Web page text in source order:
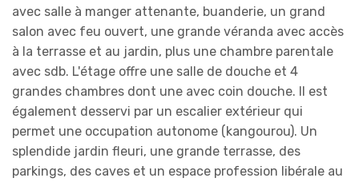
avec salle à manger attenante, buanderie, un grand
salon avec feu ouvert, une grande véranda avec accès
à la terrasse et au jardin, plus une chambre parentale
avec sdb. L'étage offre une salle de douche et 4
grandes chambres dont une avec coin douche. Il est
également desservi par un escalier extérieur qui
permet une occupation autonome (kangourou). Un
splendide jardin fleuri, une grande terrasse, des
parkings, des caves et un espace profession libérale au